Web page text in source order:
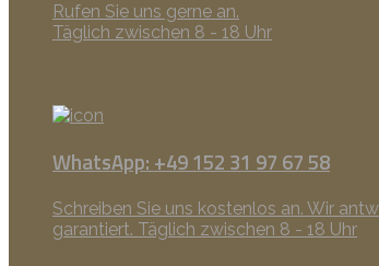
Rufen Sie uns gerne an.
Täglich zwischen 8 - 18 Uhr
WhatsApp: +49 152 31 97 67 58
Schreiben Sie uns kostenlos an. Wir
garantiert. Täglich zwischen 8 - 18 Uhr